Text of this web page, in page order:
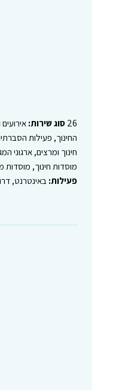
26 סוג שירות:
החינוך, פעילות
חינוך ומרצים, ארגוני
מוסדות חינוך, מוסדות
פעילות: באינטרנט,